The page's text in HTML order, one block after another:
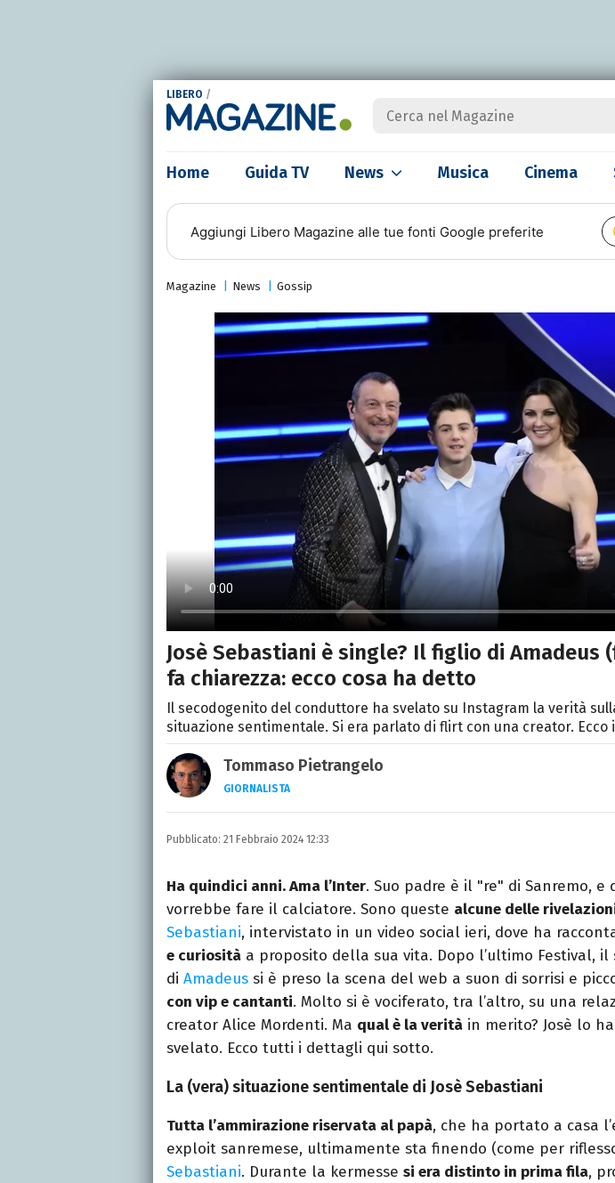
LIBERO /
Home Guida TV News Musica Cinema
Aggiungi Libero Magazine alle tue fonti Google preferite
Magazine News Gossip
Josè Sebastiani è single? Il figlio di Amadeus
fa chiarezza: ecco cosa ha detto
Il secodogenito del conduttore ha svelato su Instagram la verità
situazione sentimentale. Si era parlato di flirt con una creator. Ecco
Tommaso Pietrangelo
GIORNALISTA
Autore, giornalista, cantautore. Laureato in
appassionato di cinema, poesia e Shakespeare. Scrive
Pubblicato: 21 Febbraio 2024 12:33
Ha quindici anni. Ama l’Inter. Suo padre è il "re" di Sanremo, e
vorrebbe fare il calciatore. Sono queste alcune delle
Sebastiani, intervistato in un video social ieri, dove ha
e curiosità a proposito della sua vita. Dopo l’ultimo Festival, il
di Amadeus si è preso la scena del web a suon di sorrisi e
con vip e cantanti. Molto si è vociferato, tra l’altro, su una
creator Alice Mordenti. Ma qual è la verità in merito? Josè lo
svelato. Ecco tutti i dettagli qui sotto.
La (vera) situazione sentimentale di Josè Sebastiani
Tutta l’ammirazione riservata al papà, che ha portato a casa
exploit sanremese, ultimamente sta finendo (come per
Sebastiani. Durante la kermesse si era distinto in prima fila,